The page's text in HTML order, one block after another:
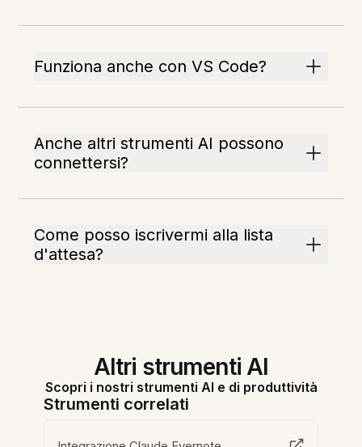
Funziona anche con VS Code?
Anche altri strumenti AI possono
connettersi?
Come posso iscrivermi alla lista
d'attesa?
Altri strumenti AI
Scopri i nostri strumenti AI e di produttività
Strumenti correlati